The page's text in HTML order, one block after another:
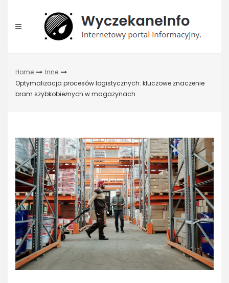
content
Home
Inne
Optymalizacja procesów logistycznych: kluczowe znaczenie
bram szybkobieżnych w magazynach